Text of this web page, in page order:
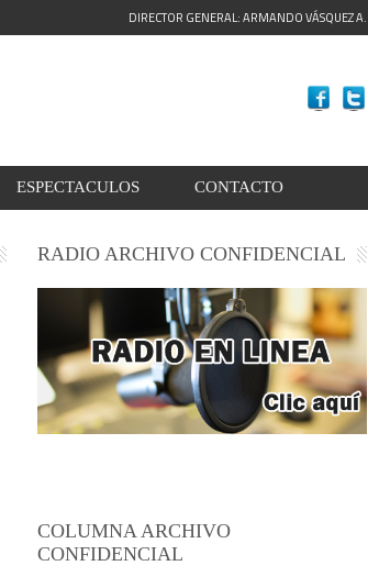
DIRECTOR GENERAL: ARMANDO VÁSQUEZ A.
ESPECTACULOS CONTACTO
RADIO ARCHIVO CONFIDENCIAL
COLUMNA ARCHIVO
CONFIDENCIAL